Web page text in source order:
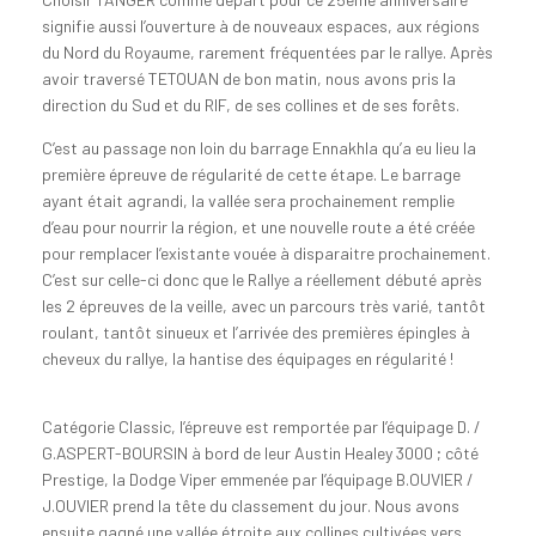
signifie aussi l’ouverture à de nouveaux espaces, aux régions
du Nord du Royaume, rarement fréquentées par le rallye. Après
avoir traversé TETOUAN de bon matin, nous avons pris la
direction du Sud et du RIF, de ses collines et de ses forêts.
C’est au passage non loin du barrage Ennakhla qu’a eu lieu la
première épreuve de régularité de cette étape. Le barrage
ayant était agrandi, la vallée sera prochainement remplie
d’eau pour nourrir la région, et une nouvelle route a été créée
pour remplacer l’existante vouée à disparaitre prochainement.
C’est sur celle-ci donc que le Rallye a réellement débuté après
les 2 épreuves de la veille, avec un parcours très varié, tantôt
roulant, tantôt sinueux et l’arrivée des premières épingles à
cheveux du rallye, la hantise des équipages en régularité !
Catégorie Classic, l’épreuve est remportée par l’équipage D. /
G.ASPERT-BOURSIN à bord de leur Austin Healey 3000 ; côté
Prestige, la Dodge Viper emmenée par l’équipage B.OUVIER /
J.OUVIER prend la tête du classement du jour. Nous avons
ensuite gagné une vallée étroite aux collines cultivées vers